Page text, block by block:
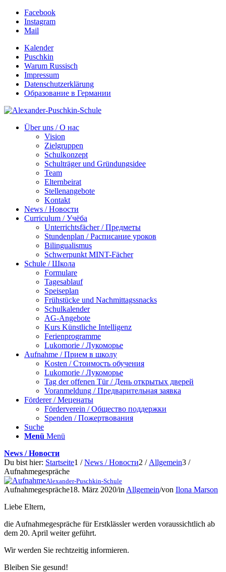
Facebook
Instagram
Mail
Kalender
Puschkin
Warum Russisch
Impressum
Datenschutzerklärung
Образование в Германии
Über uns / О нас
Vision
Zielgruppen
Schulkonzept
Schulträger und Gründungsidee
Team
Elternbeirat
Stellenangebote
Kontakt
News / Новости
Curriculum / Учёба
Unterrichtsfächer / Предметы
Stundenplan / Расписание уроков
Bilingualismus
Schwerpunkt MINT-Fächer
Schule / Школа
Formulare
Tagesablauf
Speiseplan
Frühstücke und Nachmittagssnacks
Schulkalender
AG-Angebote
Kurs Künstliche Intelligenz
Ferienprogramme
Lukomorie / Лукоморье
Aufnahme / Прием в школу
Kosten / Стоимость обучения
Lukomorie / Лукоморье
Tag der offenen Tür / День открытых дверей
Voranmeldung / Предварительная заявка
Förderer / Меценаты
Förderverein / Общество поддержки
Spenden / Пожертвования
Suche
Menü Menü
News / Новости
Du bist hier: Startseite1 / News / Новости2 / Allgemein3 /
Aufnahmegespräche
Alexander-Puschkin-Schule
Aufnahmegespräche18. März 2020/in Allgemein/von Ilona Marson
Liebe Eltern,
die Aufnahmegespräche für Erstklässler werden voraussichtlich ab
dem 20. April weiter geführt.
Wir werden Sie rechtzeitig informieren.
Bleiben Sie gesund!